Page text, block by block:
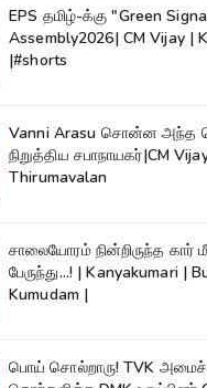
EPS தமிழ்-க்கு "Green
Assembly2026| CM Vijay |
|#shorts
Vanni Arasu சொன்ன அந்த பெயர்..!
நிறுத்திய சபாநாயகர்|CM
Thirumavalan
சாலையோரம் நின்றிருந்த கார்
பேருந்து...! | Kanyakumari |
Kumudam |
பொய் சொல்றாரு! TVK